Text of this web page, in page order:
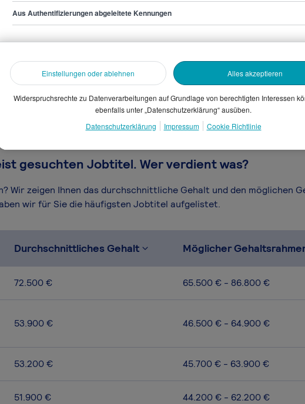
Brand Manager
gesammelten Daten. Dein
Branche, Selbstständigkeit
Vergütungssystems.
gesuchten Jobtitel. Wer verdient was?
Wir zeigen Ihnen das durchschnittliche Gehalt und den möglichen
wir für Sie die häufigsten Jobtitel aufgelistet.
Durchschnittliches Gehalt Möglicher
72.500 € 65.500 € - 86.800 €
53.900 € 46.500 € - 64.900 €
53.200 € 45.700 € - 63.900 €
51.900 € 44.200 € - 62.200 €
Aus Authentifizierungen abgeleitete Kennungen
Einstellungen oder ablehnen Alles akzeptieren
Widerspruchsrechte zu Datenverarbeitungen auf Grundlage von berechtigten Interessen
ebenfalls unter „Datenschutzerklärung“ ausüben.
Datenschutzerklärung
Impressum Cookie Richtlinie